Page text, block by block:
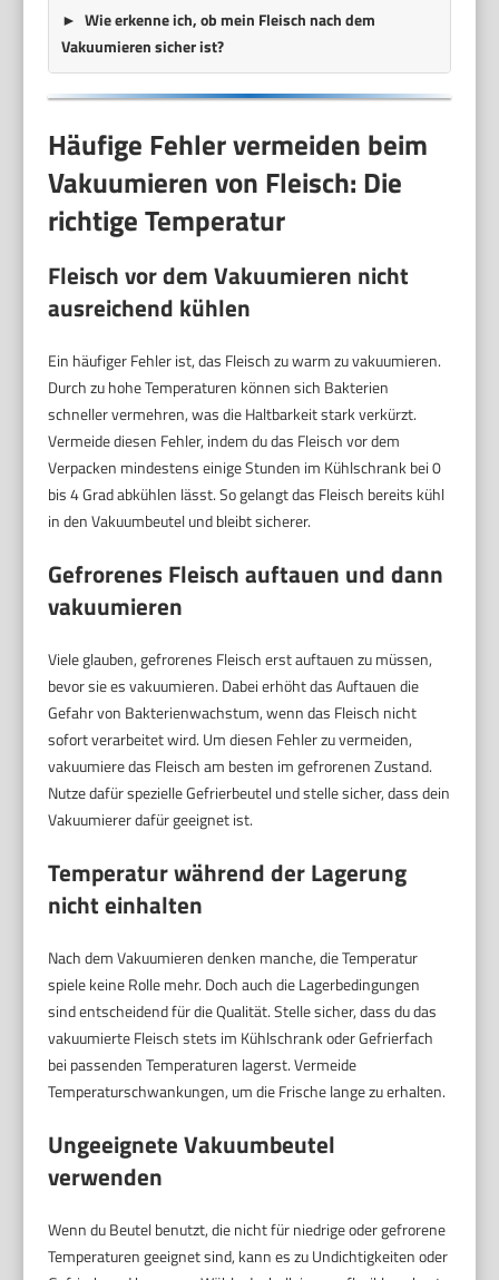
Wie erkenne ich, ob mein Fleisch nach dem
Vakuumieren sicher ist?
Häufige Fehler vermeiden beim
Vakuumieren von Fleisch: Die
richtige Temperatur
Fleisch vor dem Vakuumieren nicht
ausreichend kühlen
Ein häufiger Fehler ist, das Fleisch zu warm zu vakuumieren.
Durch zu hohe Temperaturen können sich Bakterien
schneller vermehren, was die Haltbarkeit stark verkürzt.
Vermeide diesen Fehler, indem du das Fleisch vor dem
Verpacken mindestens einige Stunden im Kühlschrank bei 0
bis 4 Grad abkühlen lässt. So gelangt das Fleisch bereits kühl
in den Vakuumbeutel und bleibt sicherer.
Gefrorenes Fleisch auftauen und dann
vakuumieren
Viele glauben, gefrorenes Fleisch erst auftauen zu müssen,
bevor sie es vakuumieren. Dabei erhöht das Auftauen die
Gefahr von Bakterienwachstum, wenn das Fleisch nicht
sofort verarbeitet wird. Um diesen Fehler zu vermeiden,
vakuumiere das Fleisch am besten im gefrorenen Zustand.
Nutze dafür spezielle Gefrierbeutel und stelle sicher, dass dein
Vakuumierer dafür geeignet ist.
Temperatur während der Lagerung
nicht einhalten
Nach dem Vakuumieren denken manche, die Temperatur
spiele keine Rolle mehr. Doch auch die Lagerbedingungen
sind entscheidend für die Qualität. Stelle sicher, dass du das
vakuumierte Fleisch stets im Kühlschrank oder Gefrierfach
bei passenden Temperaturen lagerst. Vermeide
Temperaturschwankungen, um die Frische lange zu erhalten.
Ungeeignete Vakuumbeutel
verwenden
Wenn du Beutel benutzt, die nicht für niedrige oder gefrorene
Temperaturen geeignet sind, kann es zu Undichtigkeiten oder